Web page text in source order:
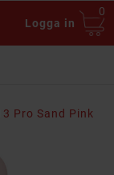
Logga in
0
Pro Sand Pink